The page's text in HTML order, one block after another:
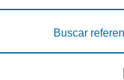
Buscar